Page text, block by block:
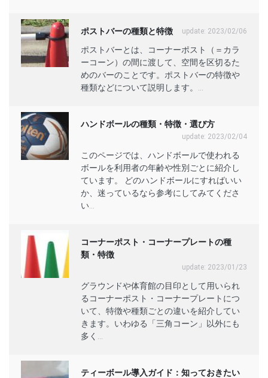
ポストバーの種類と特徴 update: 2023/02/06
ポストバーとは、コーナーポスト（＝カラ
ーコーン）の間に渡して、空間を区切るた
めのバーのことです。ポストバーの特徴や
種類などについて説明します。...
ハンドボールの種類・特徴・選び方
update: 2023/02/04
このページでは、ハンドボールで使われる
ボールを利用者の年齢や性別ごとに紹介し
ています。 どのハンドボールにすればいい
か、迷っているなら参考にしてみてくださ
い...
コーナーポスト・コーナープレートの種
類・特徴
update: 2023/01/23
グラウンドや体育館の目印として用いられ
るコーナーポスト・コーナープレートにつ
いて、特徴や種類ごとの違いを紹介してい
きます。いわゆる「三角コーン」以外にも
多く...
ティーボール導入ガイド：知っておきたい